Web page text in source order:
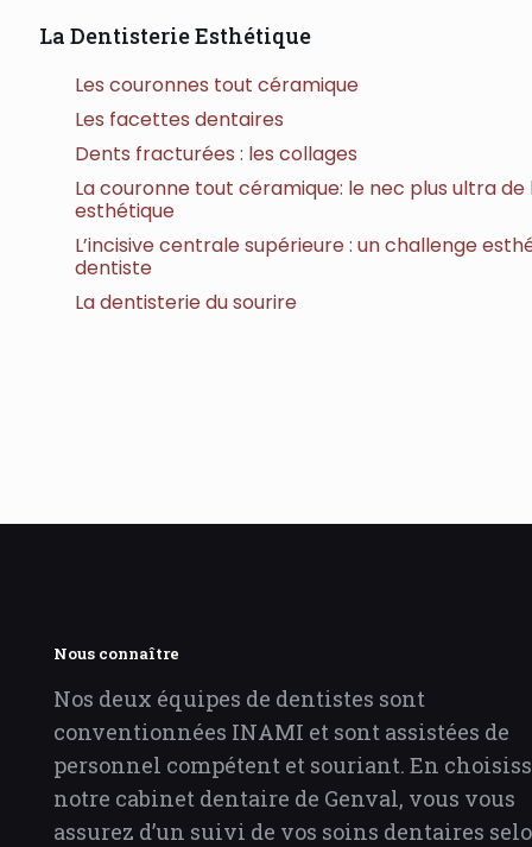
La Dentisterie Esthétique
Les couronnes tout céramique
Les facettes dentaires
Dents fracturées : les collages
La couronne tout céramique: le nec plus ultra
esthétique
L’incisive centrale supérieure : un challenge
dentiste
La dentisterie du sourire
Nous connaître
Nos deux équipes de dentistes sont
conventionnées INAMI et sont assistées de
personnel compétent et souriant. En
notre cabinet dentaire de Genval, vous vous
assurez d’un suivi de vos soins dentaires